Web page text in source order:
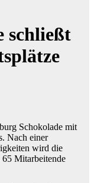
schließt
Schokolade mit
Nach einer
wird die
65 Mitarbeitende